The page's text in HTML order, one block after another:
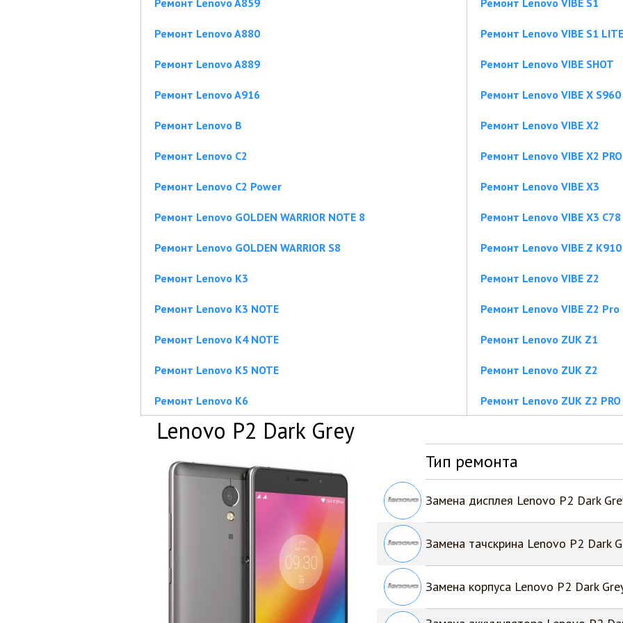
Ремонт Lenovo A859
Ремонт Lenovo A880
Ремонт Lenovo A889
Ремонт Lenovo A916
Ремонт Lenovo B
Ремонт Lenovo C2
Ремонт Lenovo C2 Power
Ремонт Lenovo GOLDEN WARRIOR NOTE 8
Ремонт Lenovo GOLDEN WARRIOR S8
Ремонт Lenovo K3
Ремонт Lenovo K3 NOTE
Ремонт Lenovo K4 NOTE
Ремонт Lenovo K5 NOTE
Ремонт Lenovo K6
Ремонт Lenovo VIBE S1
Ремонт Lenovo VIBE S1 LITE
Ремонт Lenovo VIBE SHOT
Ремонт Lenovo VIBE X S960
Ремонт Lenovo VIBE X2
Ремонт Lenovo VIBE X2 PRO
Ремонт Lenovo VIBE X3
Ремонт Lenovo VIBE X3 C78
Ремонт Lenovo VIBE Z K910
Ремонт Lenovo VIBE Z2
Ремонт Lenovo VIBE Z2 Pro
Ремонт Lenovo ZUK Z1
Ремонт Lenovo ZUK Z2
Ремонт Lenovo ZUK Z2 PRO
Lenovo P2 Dark Grey
Тип ремонта
Замена дисплея Lenovo P2 Dark
Замена тачскрина Lenovo P2 Dark
Замена корпуса Lenovo P2 Dark